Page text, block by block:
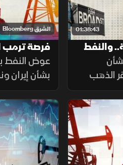
01:38:43
والنفط
الذهب
الشرق Bloomberg
فرصة ترمب
ونمو
عوض النفط
بشأن إيران
آسيا صعود
وتواصل نمو
للشهر